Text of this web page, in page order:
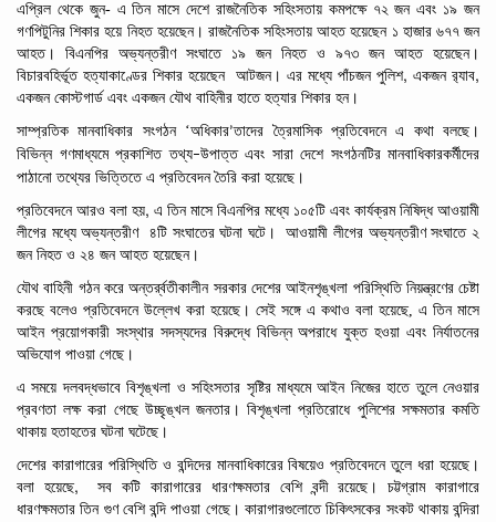
এপ্রিল থেকে জুন- এ তিন মাসে দেশে রাজনৈতিক সহিংসতায় কমপক্ষে ৭২ জন এবং ১৯ জন
গণপিটুনির শিকার হয়ে নিহত হয়েছেন। রাজনৈতিক সহিংসতায় আহত হয়েছেন ১ হাজার ৬৭৭ জন
আহত।
বিএনপির অভ্যন্তরীণ সংঘাতে ১৯ জন নিহত ও ৯৭৩ জন আহত হয়েছেন।
বিচারবহির্ভূত হত্যাকাণ্ডের শিকার হয়েছেন আটজন। এর মধ্যে পাঁচজন পুলিশ, একজন র‌্যাব,
একজন কোস্টগার্ড এবং একজন যৌথ বাহিনীর হাতে হত্যার শিকার হন।
সাম্প্রতিক মানবাধিকার সংগঠন‘অধিকার’তাদের ত্রৈমাসিক প্রতিবেদনে এ কথা বলছে।
বিভিন্ন গণমাধ্যমে প্রকাশিত তথ্য–উপাত্ত এবং সারা দেশে সংগঠনটির মানবাধিকারকর্মীদের
পাঠানো তথ্যের ভিত্তিতে এ প্রতিবেদন তৈরি করা হয়েছে।
প্রতিবেদনে আরও বলা হয়, এ তিন মাসে বিএনপির মধ্যে ১০৫টি এবং কার্যক্রম নিষিদ্ধ আওয়ামী
লীগের মধ্যে অভ্যন্তরীণ ৪টি সংঘাতের ঘটনা ঘটে। আওয়ামী লীগের অভ্যন্তরীণ সংঘাতে ২
জন নিহত ও ২৪ জন আহত হয়েছেন।
যৌথ বাহিনী গঠন করে অন্তর্র্বতীকালীন সরকার দেশের আইনশৃঙ্খলা পরিস্থিতি নিয়ন্ত্রণের চেষ্টা
করছে বলেও প্রতিবেদনে উল্লেখ করা হয়েছে। সেই সঙ্গে এ কথাও বলা হয়েছে, এ তিন মাসে
আইন প্রয়োগকারী সংস্থার সদস্যদের বিরুদ্ধে বিভিন্ন অপরাধে যুক্ত হওয়া এবং নির্যাতনের
অভিযোগ পাওয়া গেছে।
এ সময়ে দলবদ্ধভাবে বিশৃঙ্খলা ও সহিংসতার সৃষ্টির মাধ্যমে আইন নিজের হাতে তুলে নেওয়ার
প্রবণতা লক্ষ করা গেছে উচ্ছৃঙ্খল জনতার। বিশৃঙ্খলা প্রতিরোধে পুলিশের সক্ষমতার কমতি
থাকায় হতাহতের ঘটনা ঘটেছে।
দেশের কারাগারের পরিস্থিতি ও বন্দিদের মানবাধিকারের বিষয়েও প্রতিবেদনে তুলে ধরা হয়েছে।
বলা হয়েছে, সব কটি কারাগারের ধারণক্ষমতার বেশি বন্দী রয়েছে। চট্টগ্রাম কারাগারে
ধারণক্ষমতার তিন গুণ বেশি বন্দি পাওয়া গেছে। কারাগারগুলোতে চিকিৎসকের সংকট থাকায় বন্দিরা